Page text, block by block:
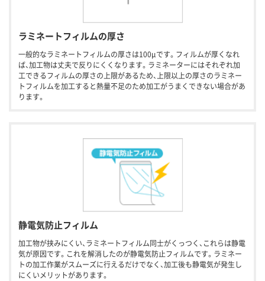
ラミネートフィルムの厚さ
一般的なラミネートフィルムの厚さは100μです。フィルムが厚くなれ
ば、加工物は丈夫で反りにくくなります。ラミネーターにはそれぞれ加
工できるフィルムの厚さの上限があるため、上限以上の厚さのラミネー
トフィルムを加工すると熱量不足のため加工がうまくできない場合があ
ります。
静電気防止フィルム
加工物が挟みにくい、ラミネートフィルム同士がくっつく、これらは静電
気が原因です。これを解消したのが静電気防止フィルムです。ラミネー
トの加工作業がスムーズに行えるだけでなく、加工後も静電気が発生し
にくいメリットがあります。